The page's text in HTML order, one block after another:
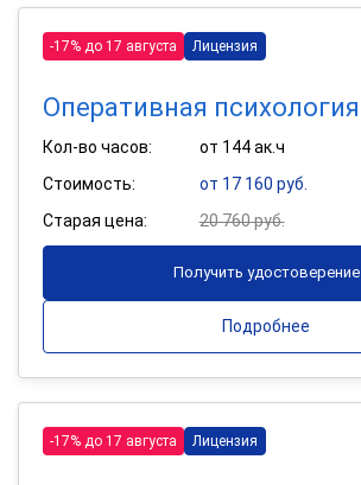
-17% до 17 августа Лицензия
Оперативная психология
Кол-во часов:
от 144 ак.ч
Стоимость:
от 17 160 руб.
Старая цена:
20 760 руб.
Получить удостоверение
Подробнее
-17% до 17 августа Лицензия